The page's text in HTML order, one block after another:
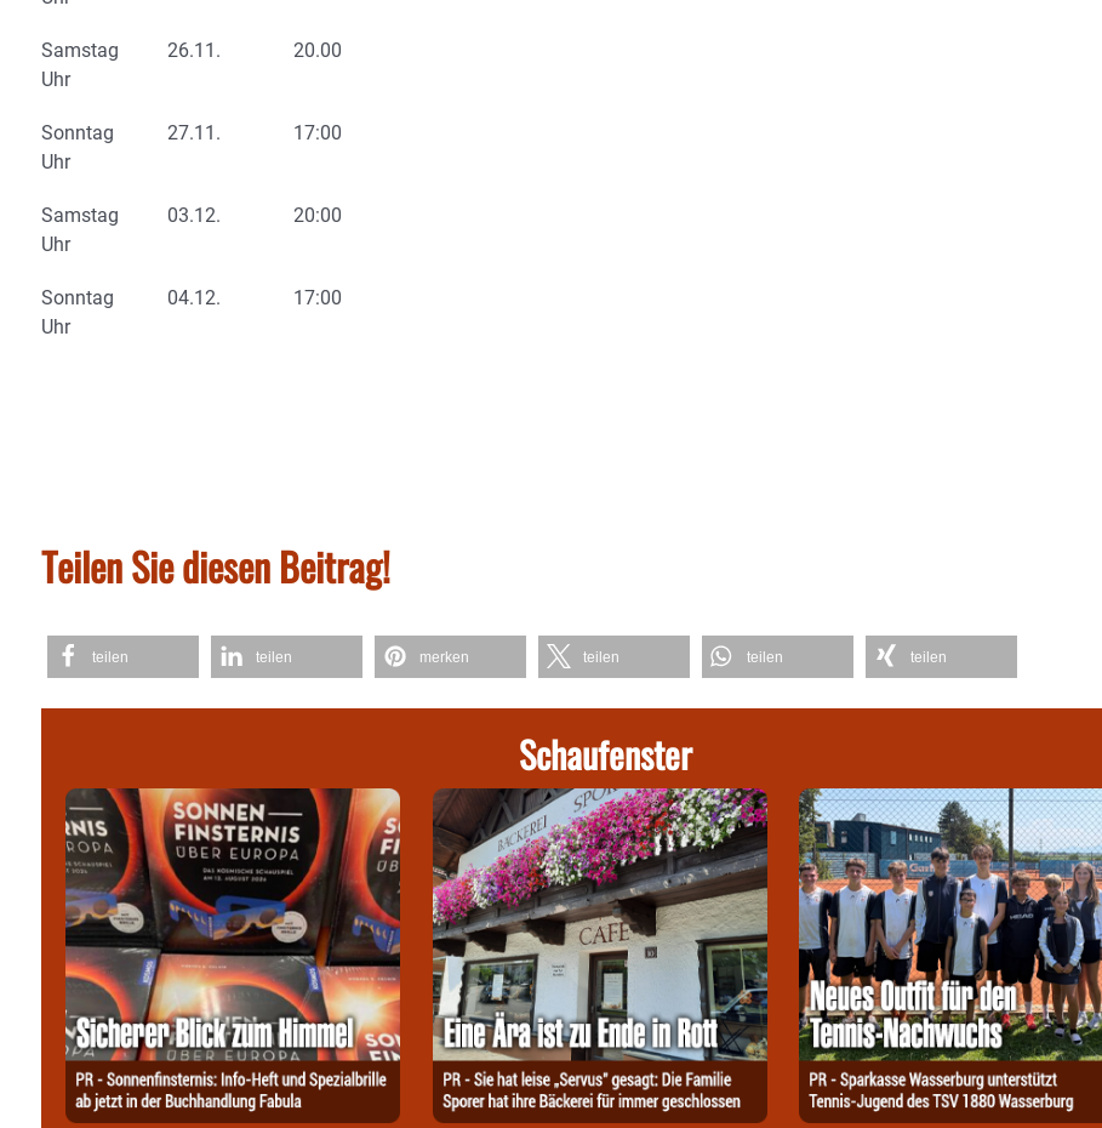
Samstag 26.11. 20.00
Uhr
Sonntag 27.11. 17:00
Uhr
Samstag 03.12. 20:00
Uhr
Sonntag 04.12. 17:00
Uhr
Teilen Sie diesen Beitrag!
teilen teilen merken teilen teilen teilen
Schaufenster